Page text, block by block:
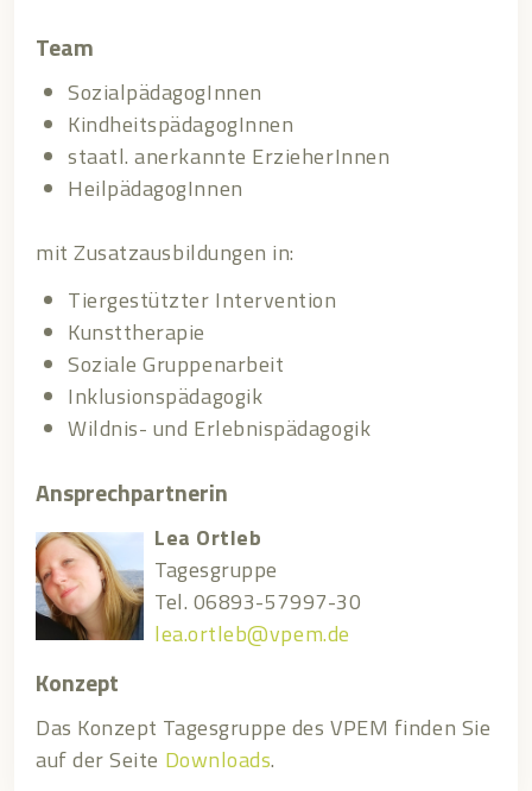
Team
SozialpädagogInnen
KindheitspädagogInnen
staatl. anerkannte ErzieherInnen
HeilpädagogInnen
mit Zusatzausbildungen in:
Tiergestützter Intervention
Kunsttherapie
Soziale Gruppenarbeit
Inklusionspädagogik
Wildnis- und Erlebnispädagogik
Ansprechpartnerin
Lea Ortleb
Tagesgruppe
Tel. 06893-57997-30
lea.ortleb@vpem.de
Konzept
Das Konzept Tagesgruppe des VPEM finden Sie
auf der Seite Downloads.